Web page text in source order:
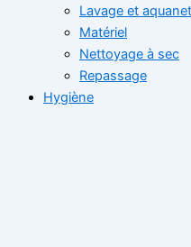
Lavage et
Matériel
Nettoyage à sec
Repassage
Hygiène